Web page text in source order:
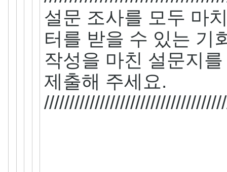
설문 조사를 모두 마
터를 받을 수 있는 기
작성을 마친 설문지
제출해 주세요.